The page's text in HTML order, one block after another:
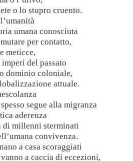
o lo stupro cruento.
umana conosciuta
per contatto,
meticce,
del passato
dominio coloniale,
attuale.
segue alla migranza
aderenza
di millenni sterminati
convivenza.
a casa scoraggiati
a caccia di eccezioni,